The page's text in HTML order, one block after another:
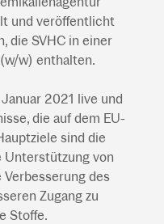
und veröffentlicht
die SVHC in einer
w) enthalten.
2021 live und
die auf dem EU-
sind die
Unterstützung von
des
Zugang zu
Stoffe.